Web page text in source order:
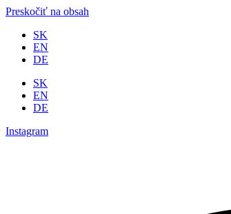
Preskočiť na obsah
SK
EN
DE
SK
EN
DE
Instagram